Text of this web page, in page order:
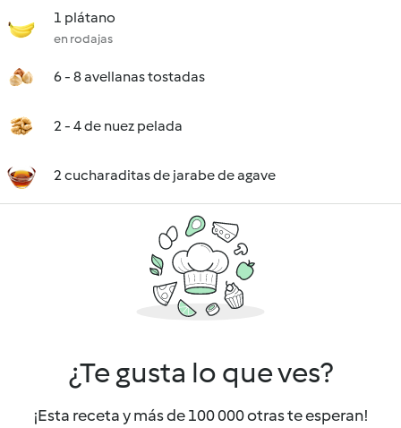
1 plátano
en rodajas
6 - 8 avellanas tostadas
2 - 4 de nuez pelada
2 cucharaditas de jarabe de agave
¿Te gusta lo que ves?
¡Esta receta y más de 100 000 otras te esperan!